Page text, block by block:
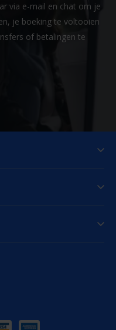
via e-mail en chat om je
je boeking te voltooien
of betalingen te